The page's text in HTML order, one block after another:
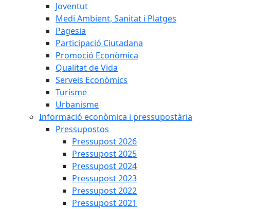
Joventut
Medi Ambient, Sanitat i Platges
Pagesia
Participació Ciutadana
Promoció Econòmica
Qualitat de Vida
Serveis Econòmics
Turisme
Urbanisme
Informació econòmica i pressupostària
Pressupostos
Pressupost 2026
Pressupost 2025
Pressupost 2024
Pressupost 2023
Pressupost 2022
Pressupost 2021